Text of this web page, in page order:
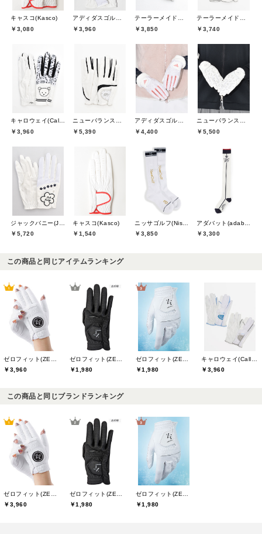
キャスコ(Kasco)
￥3,080
アディダスゴルフ(adidas golf)
￥3,960
テーラーメイドゴルフ(TaylorMade Golf)
￥3,850
テーラーメイドゴルフ(TaylorMade Golf)
￥3,740
キャロウェイ(Callaway)
￥3,960
ニューバランスゴルフ(New Balance Golf)
￥5,390
アディダスゴルフ(adidas golf)
￥4,400
ニューバランスゴルフ(New Balance Golf)
￥5,500
ジャックバニー(Jack Bunny)
￥5,720
キャスコ(Kasco)
￥1,540
ニッサゴルフ(Nissa Golf)
￥3,850
アダバット(adabat)
￥3,300
この商品と同じアイテムランキング
ゼロフィット(ZEROFIT)
￥3,960
ゼロフィット(ZEROFIT)
￥1,980
ゼロフィット(ZEROFIT)
￥1,980
キャロウェイ(Callaway)
￥3,960
この商品と同じブランドランキング
￥3,960
￥1,980
￥1,980